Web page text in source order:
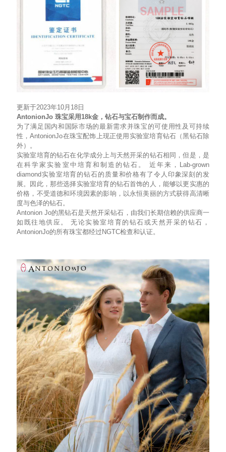
更新于2023年10月18日
AntonionJo 珠宝采用18k金，钻石与宝石制作而成。
为了满足国内和国际市场的最新需求并珠宝的可使用性及可持续
性，AntonionJo在珠宝配饰上现正使用实验室培育钻石（黑钻石除
外）。
实验室培育的钻石在化学成分上与天然开采的钻石相同，但是，是
在科学家实验室中培育和制造的钻石。 近年来，Lab-grown
diamond实验室培育的钻石的质量和价格有了令人印象深刻的发
展。因此，那些选择实验室培育的钻石首饰的人，能够以更实惠的
价格，不受道德和环境因素的影响，以永恒美丽的方式获得高清晰
度与色泽的钻石。
Antonion Jo的黑钻石是天然开采钻石，由我们长期信赖的供应商一
如既往地供应。 无论实验室培育的钻石或天然开采的钻石，
AntonionJo的所有珠宝都经过NGTC检查和认证。